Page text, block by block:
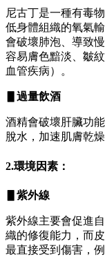
尼古丁是一種有毒
低身體組織的氧氣
會破壞肺泡、導致
容易膚色黯淡、皺
血管疾病）。
▋過量飲酒
酒精會破壞肝臟功
脫水，加速肌膚乾
2.環境因素：
▋紫外線
紫外線主要會促進
織的修復能力，而
最直接受到傷害，